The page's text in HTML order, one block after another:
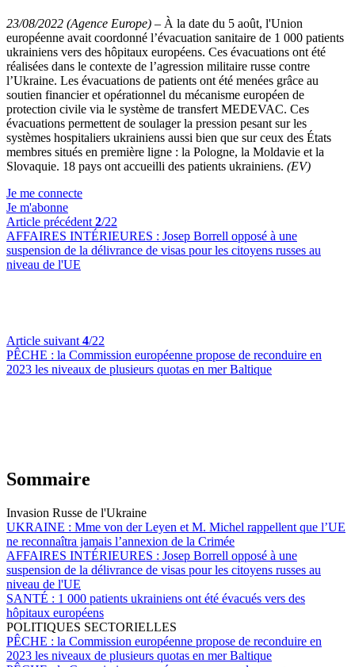
23/08/2022 (Agence Europe) – À la date du 5 août, l'Union
européenne avait coordonné l’évacuation sanitaire de 1 000 patients
ukrainiens vers des hôpitaux européens. Ces évacuations ont été
réalisées dans le contexte de l’agression militaire russe contre
l’Ukraine. Les évacuations de patients ont été menées grâce au
soutien financier et opérationnel du mécanisme européen de
protection civile via le système de transfert MEDEVAC. Ces
évacuations permettent de soulager la pression pesant sur les
systèmes hospitaliers ukrainiens aussi bien que sur ceux des États
membres situés en première ligne : la Pologne, la Moldavie et la
Slovaquie. 18 pays ont accueilli des patients ukrainiens. (EV)
Je me connecte
Je m'abonne
Article précédent 2/22
AFFAIRES INTÉRIEURES : Josep Borrell opposé à une
suspension de la délivrance de visas pour les citoyens russes au
niveau de l'UE
Article suivant 4/22
PÊCHE : la Commission européenne propose de reconduire en
2023 les niveaux de plusieurs quotas en mer Baltique
Sommaire
Invasion Russe de l'Ukraine
UKRAINE : Mme von der Leyen et M. Michel rappellent que l’UE
ne reconnaîtra jamais l’annexion de la Crimée
AFFAIRES INTÉRIEURES : Josep Borrell opposé à une
suspension de la délivrance de visas pour les citoyens russes au
niveau de l'UE
SANTÉ : 1 000 patients ukrainiens ont été évacués vers des
hôpitaux européens
POLITIQUES SECTORIELLES
PÊCHE : la Commission européenne propose de reconduire en
2023 les niveaux de plusieurs quotas en mer Baltique